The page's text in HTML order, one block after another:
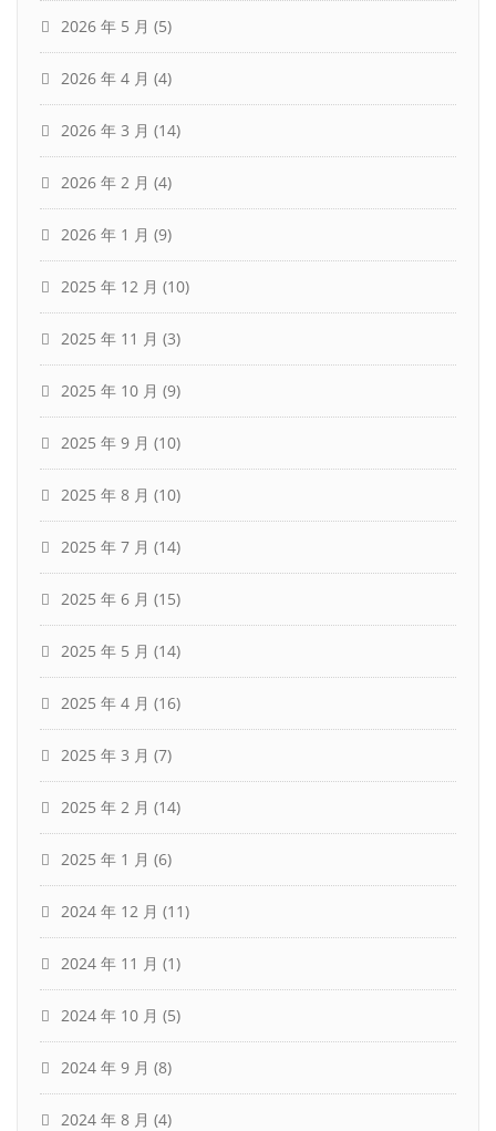
2026 年 5 月 (5)
2026 年 4 月 (4)
2026 年 3 月 (14)
2026 年 2 月 (4)
2026 年 1 月 (9)
2025 年 12 月 (10)
2025 年 11 月 (3)
2025 年 10 月 (9)
2025 年 9 月 (10)
2025 年 8 月 (10)
2025 年 7 月 (14)
2025 年 6 月 (15)
2025 年 5 月 (14)
2025 年 4 月 (16)
2025 年 3 月 (7)
2025 年 2 月 (14)
2025 年 1 月 (6)
2024 年 12 月 (11)
2024 年 11 月 (1)
2024 年 10 月 (5)
2024 年 9 月 (8)
2024 年 8 月 (4)